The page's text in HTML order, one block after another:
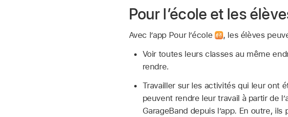
Pour l’école et les
Avec l’app Pour l’école , les élèves
Voir toutes leurs classes au même
rendre.
Travailler sur les activités qui leur ont
peuvent rendre leur travail à partir de
GarageBand depuis l’app. En outre,